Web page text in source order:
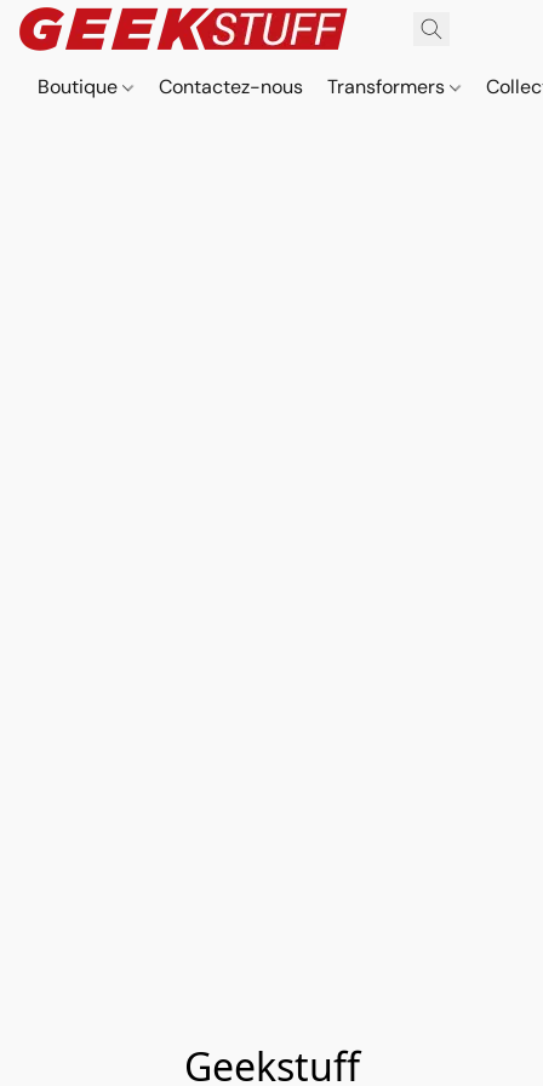
Boutique Contactez-nous Transformers
Geekstuff